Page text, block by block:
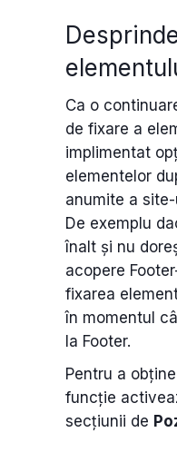
Ca o
de fixare a
implimentat
elementelor
anumite a site-
De exemplu
înalt și nu
acopere
fixarea
în momentul
la Footer.
Pentru a
funcție
secțiunii de